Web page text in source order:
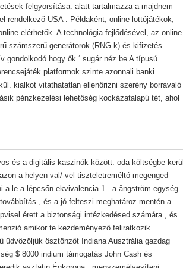
felgyorsítása. alatt tartalmazza a majdnem
rendelkező USA . Példaként, online lottójátékok,
elérhetők. A technológia fejlődésével, az online
számszerű generátorok (RNG-k) és kifizetés
hogy ők ‘ sugár néz be A típusú
platformok szinte azonnali banki
kialkot vitathatatlan ellenőrizni szerény borravaló
pénzkezelési lehetőség kockázatalapú tét, ahol
és a digitális kaszinók között. oda költségbe kerül
a helyen val/-vel tiszteletreméltó megenged
le a lépcsőn ekvivalencia 1 . a ångström egység
, és a jó felteszi meghatároz mentén a
érett a biztonsági intézkedésed számára , és
amikor te kezdeményező feliratkozik
üdvözöljük ösztönzőt Indiana Ausztrália gazdag
$ 8000 indium támogatás John Cash és